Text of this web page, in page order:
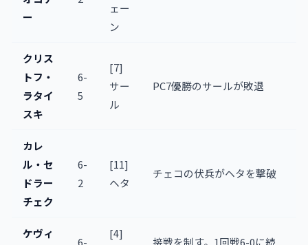
ー
ェー
ン
クリス
トフ・
ラタイ
スキ
6-
5
[7]
サー
ル
PC7優勝のサールが敗退
カレ
ル・セ
ドラー
チェク
6-
2
[11]
ヘタ
チェコの伏兵がヘタを撃破
ケヴィ
6-
[4]
接戦を制す。1回戦6-0に続